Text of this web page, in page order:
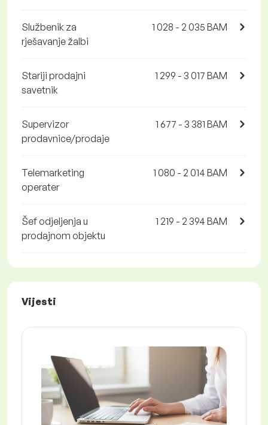
Službenik za
rješavanje žalbi
1 028 - 2 035 BAM
Stariji prodajni
savetnik
1 299 - 3 017 BAM
Supervizor
prodavnice/prodaje
1 677 - 3 381 BAM
Telemarketing
operater
1 080 - 2 014 BAM
Šef odjeljenja u
prodajnom objektu
1 219 - 2 394 BAM
Vijesti